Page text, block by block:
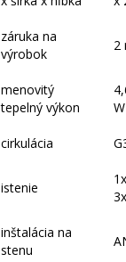
záruka na
výrobok
2
menovitý
tepelný výkon
W
cirkulácia
istenie
inštalácia na
stenu